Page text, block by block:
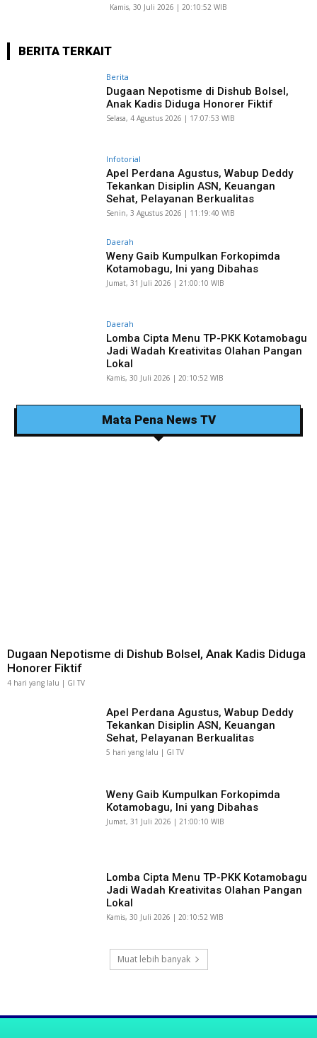
Kamis, 30 Juli 2026 | 20:10:52 WIB
BERITA TERKAIT
Berita
Dugaan Nepotisme di Dishub Bolsel,
Anak Kadis Diduga Honorer Fiktif
Selasa, 4 Agustus 2026 | 17:07:53 WIB
Infotorial
Apel Perdana Agustus, Wabup Deddy
Tekankan Disiplin ASN, Keuangan
Sehat, Pelayanan Berkualitas
Senin, 3 Agustus 2026 | 11:19:40 WIB
Daerah
Weny Gaib Kumpulkan Forkopimda
Kotamobagu, Ini yang Dibahas
Jumat, 31 Juli 2026 | 21:00:10 WIB
Daerah
Lomba Cipta Menu TP-PKK Kotamobagu
Jadi Wadah Kreativitas Olahan Pangan
Lokal
Kamis, 30 Juli 2026 | 20:10:52 WIB
Mata Pena News TV
Dugaan Nepotisme di Dishub Bolsel, Anak Kadis Diduga
Honorer Fiktif
4 hari yang lalu | GI TV
Apel Perdana Agustus, Wabup Deddy
Tekankan Disiplin ASN, Keuangan
Sehat, Pelayanan Berkualitas
5 hari yang lalu | GI TV
Weny Gaib Kumpulkan Forkopimda
Kotamobagu, Ini yang Dibahas
Jumat, 31 Juli 2026 | 21:00:10 WIB
Lomba Cipta Menu TP-PKK Kotamobagu
Jadi Wadah Kreativitas Olahan Pangan
Lokal
Kamis, 30 Juli 2026 | 20:10:52 WIB
Muat lebih banyak